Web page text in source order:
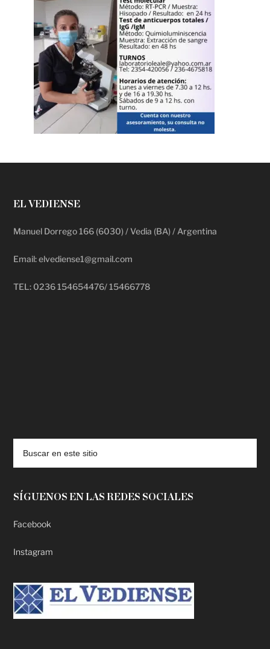
EL VEDIENSE
Manuel Dorrego 166 (6030) / Vedia (BA) / Argentina
Email: elvediense1@gmail.com
TEL: 0236 154654476/ 15466778
SÍGUENOS EN LAS REDES SOCIALES
Facebook
Instagram